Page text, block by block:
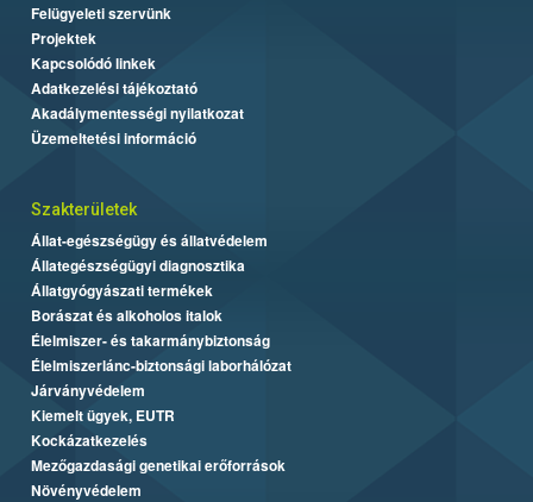
Felügyeleti szervünk
Projektek
Kapcsolódó linkek
Adatkezelési tájékoztató
Akadálymentességi nyilatkozat
Üzemeltetési információ
Szakterületek
Állat-egészségügy és állatvédelem
Állategészségügyi diagnosztika
Állatgyógyászati termékek
Borászat és alkoholos italok
Élelmiszer- és takarmánybiztonság
Élelmiszerlánc-biztonsági laborhálózat
Járványvédelem
Kiemelt ügyek, EUTR
Kockázatkezelés
Mezőgazdasági genetikai erőforrások
Növényvédelem